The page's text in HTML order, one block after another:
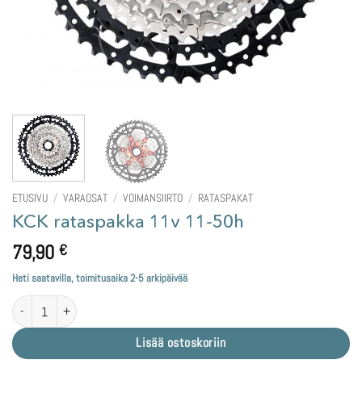
ETUSIVU / VARAOSAT / VOIMANSIIRTO / RATASPAKAT
KCK rataspakka 11v 11-50h
79,90 €
Heti saatavilla, toimitusaika 2-5 arkipäivää
KCK rataspakka 11v 11-50h määrä
Lisää ostoskoriin